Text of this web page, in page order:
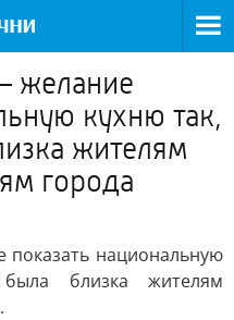
желание
кухню так,
жителям
города
показать национальную
близка жителям